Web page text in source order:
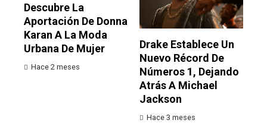
Descubre La
Aportación De Donna
Karan A La Moda
Urbana De Mujer
Hace 2 meses
Drake Establece Un
Nuevo Récord De
Números 1, Dejando
Atrás A Michael
Jackson
Hace 3 meses